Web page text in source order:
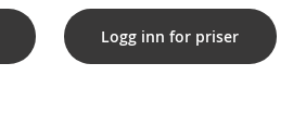
Logg inn for priser